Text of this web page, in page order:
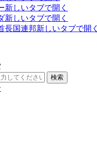
新しいタブで開く
新しいタブで開く
長国連邦新しいタブで開く
検索